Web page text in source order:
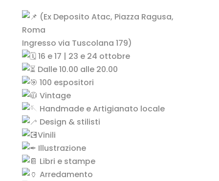
(Ex Deposito Atac, Piazza Ragusa,
Roma
Ingresso via Tuscolana 179)
16 e 17 | 23 e 24 ottobre
Dalle 10.00 alle 20.00
100 espositori
Vintage
Handmade e Artigianato locale
Design & stilisti
Vinili
Illustrazione
Libri e stampe
Arredamento